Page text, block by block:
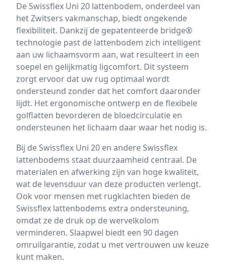
De Swissflex Uni 20 lattenbodem, onderdeel van
het Zwitsers vakmanschap, biedt ongekende
flexibiliteit. Dankzij de gepatenteerde bridge®
technologie past de lattenbodem zich intelligent
aan uw lichaamsvorm aan, wat resulteert in een
soepel en gelijkmatig ligcomfort. Dit systeem
zorgt ervoor dat uw rug optimaal wordt
ondersteund zonder dat het comfort daaronder
lijdt. Het ergonomische ontwerp en de flexibele
golflatten bevorderen de bloedcirculatie en
ondersteunen het lichaam daar waar het nodig is.
Bij de Swissflex Uni 20 en andere Swissflex
lattenbodems staat duurzaamheid centraal. De
materialen en afwerking zijn van hoge kwaliteit,
wat de levensduur van deze producten verlengt.
Ook voor mensen met rugklachten bieden de
Swissflex lattenbodems extra ondersteuning,
omdat ze de druk op de wervelkolom
verminderen. Slaapwel biedt een 90 dagen
omruilgarantie, zodat u met vertrouwen uw keuze
kunt maken.